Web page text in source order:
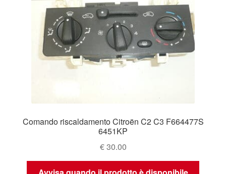
Comando riscaldamento Citroën C2 C3 F664477S
6451KP
€30.00